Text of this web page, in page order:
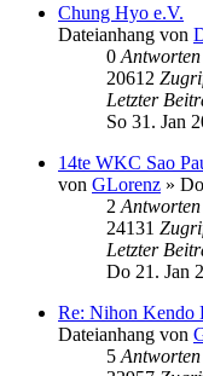
Chung Hyo e.V.
Dateianhang von
0 Antworten
20612
Letzter
So 31. Jan
14te WKC Sao
von GLorenz »
2 Antworten
24131
Letzter
Do 21. Jan
Re: Nihon Kendo
Dateianhang von
5 Antworten